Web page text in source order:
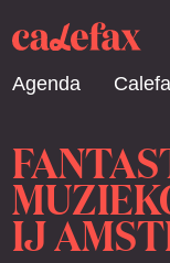
Agenda
IJ